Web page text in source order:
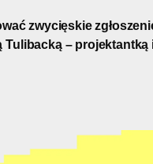
zwycięskie
Tulibacką –